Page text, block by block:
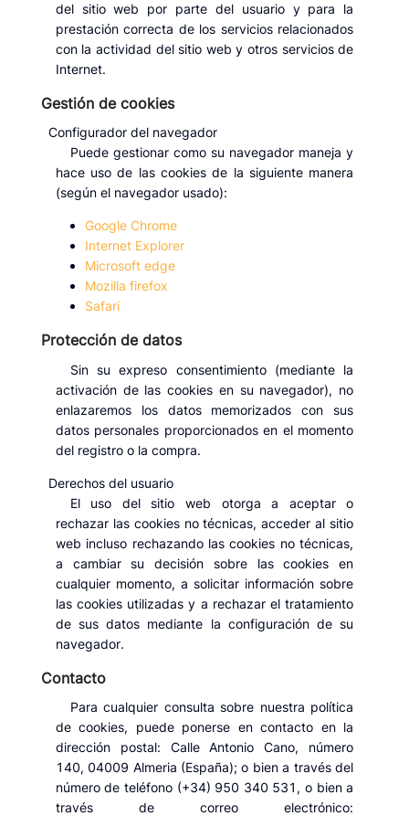
del sitio web por parte del usuario y para la
prestación correcta de los servicios relacionados
con la actividad del sitio web y otros servicios de
Internet.
Gestión de cookies
Configurador del navegador
Puede gestionar como su navegador maneja y
hace uso de las cookies de la siguiente manera
(según el navegador usado):
Google Chrome
Internet Explorer
Microsoft edge
Mozilla firefox
Safari
Protección de datos
Sin su expreso consentimiento (mediante la
activación de las cookies en su navegador), no
enlazaremos los datos memorizados con sus
datos personales proporcionados en el momento
del registro o la compra.
Derechos del usuario
El uso del sitio web otorga a aceptar o
rechazar las cookies no técnicas, acceder al sitio
web incluso rechazando las cookies no técnicas,
a cambiar su decisión sobre las cookies en
cualquier momento, a solicitar información sobre
las cookies utilizadas y a rechazar el tratamiento
de sus datos mediante la configuración de su
navegador.
Contacto
Para cualquier consulta sobre nuestra política
de cookies, puede ponerse en contacto en la
dirección postal: Calle Antonio Cano, número
140, 04009 Almeria (España); o bien a través del
número de teléfono (+34) 950 340 531, o bien a
través de correo electrónico: